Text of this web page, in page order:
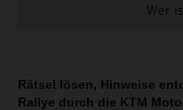
Wer
Rätsel lösen, Hinweise
Rallye durch die KTM